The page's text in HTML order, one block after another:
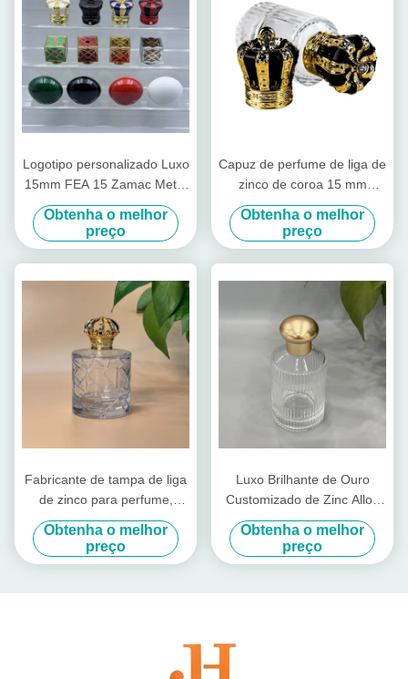
Logotipo personalizado Luxo
15mm FEA 15 Zamac Metal
Cap Fragrance Cap Creative
Universal Bottle Cover Cover
para garrafas de perfume
Obtenha o melhor
preço
Capuz de perfume de liga de
zinco de coroa 15 mm
Pulverizador de bomba de
metal Capuz de disco para
garrafas Capuz magnético
para garrafas de perfume
Fechaduras de garrafas
Obtenha o melhor
preço
Fabricante de tampa de liga
de zinco para perfume,
tampa de perfume Zamac,
tampas de cobertura de
fragrância para embalagens
Obtenha o melhor
preço
Luxo Brilhante de Ouro
Customizado de Zinc Alloy
Metal Perfume Bottle Cap
para o Seu Próprio Vidro
Brand Bottle
Obtenha o melhor
preço